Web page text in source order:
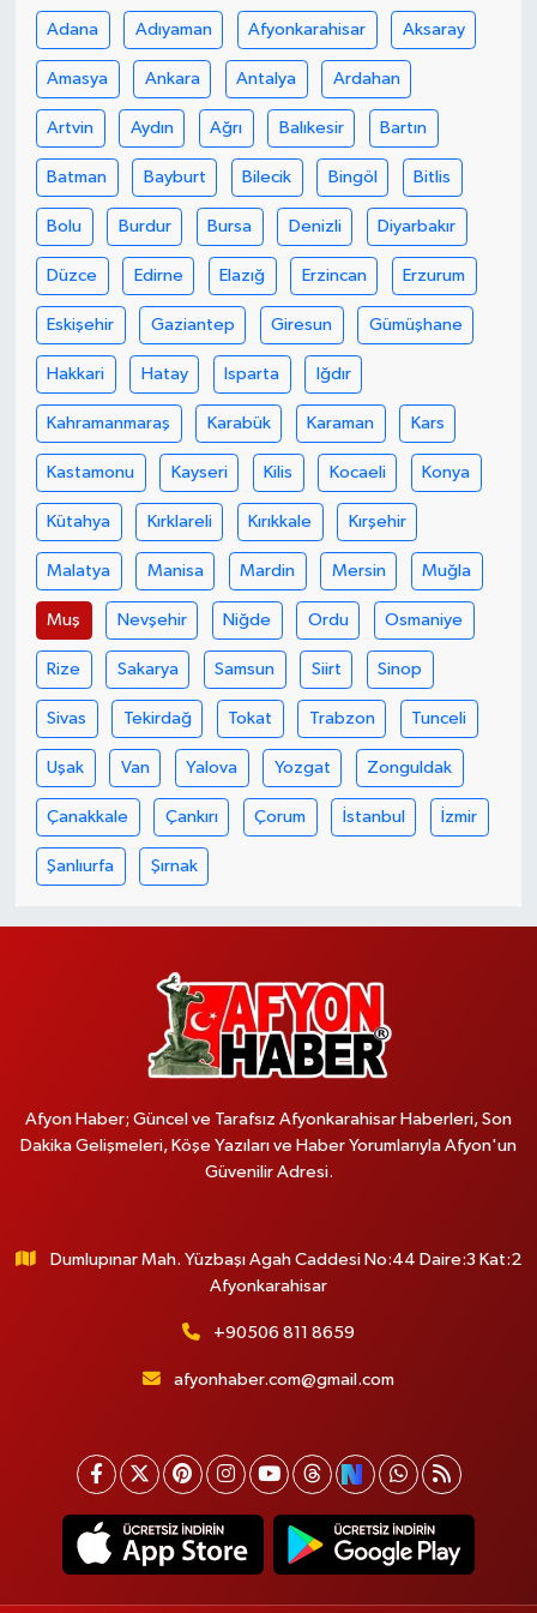
Adana Adıyaman Afyonkarahisar Aksaray
Amasya Ankara Antalya Ardahan
Artvin Aydın Ağrı Balıkesir Bartın
Batman Bayburt Bilecik Bingöl Bitlis
Bolu Burdur Bursa Denizli Diyarbakır
Düzce Edirne Elazığ Erzincan Erzurum
Eskişehir Gaziantep Giresun Gümüşhane
Hakkari Hatay Isparta Iğdır
Kahramanmaraş Karabük Karaman Kars
Kastamonu Kayseri Kilis Kocaeli Konya
Kütahya Kırklareli Kırıkkale Kırşehir
Malatya Manisa Mardin Mersin Muğla
Muş Nevşehir Niğde Ordu Osmaniye
Rize Sakarya Samsun Siirt Sinop
Sivas Tekirdağ Tokat Trabzon Tunceli
Uşak Van Yalova Yozgat Zonguldak
Çanakkale Çankırı Çorum İstanbul İzmir
Şanlıurfa Şırnak
Afyon Haber; Güncel ve Tarafsız Afyonkarahisar Haberleri, Son
Dakika Gelişmeleri, Köşe Yazıları ve Haber Yorumlarıyla Afyon'un
Güvenilir Adresi.
Dumlupınar Mah. Yüzbaşı Agah Caddesi No:44 Daire:3 Kat:2
Afyonkarahisar
+90506 811 8659
afyonhaber.com@gmail.com